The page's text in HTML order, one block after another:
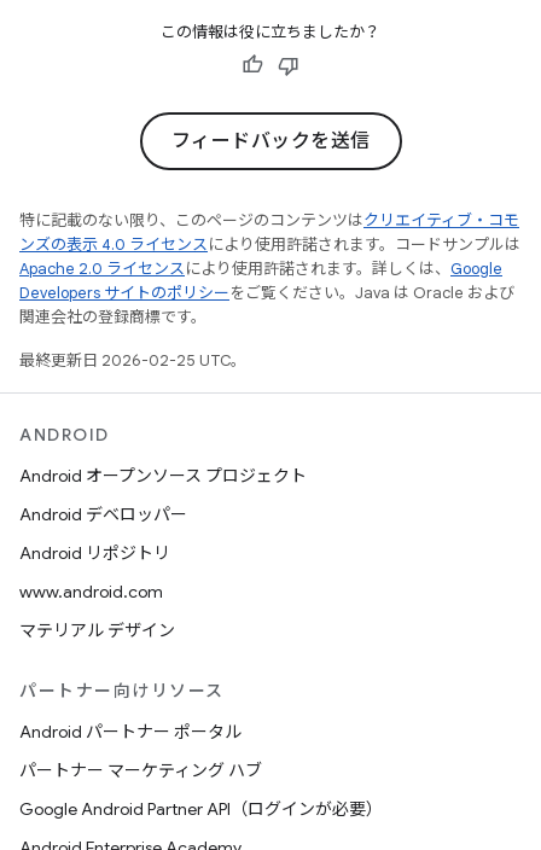
この情報は役に立ちましたか？
フィードバックを送信
特に記載のない限り、このページのコンテンツはクリエイティブ・コモ
ンズの表示 4.0 ライセンスにより使用許諾されます。コードサンプルは
Apache 2.0 ライセンスにより使用許諾されます。詳しくは、 Google
Developers サイトのポリシーをご覧ください。Java は Oracle および
関連会社の登録商標です。
最終更新日 2026-02-25 UTC。
ANDROID
Android オープンソース プロジェクト
Android デベロッパー
Android リポジトリ
www.android.com
マテリアル デザイン
パートナー向けリソース
Android パートナー ポータル
パートナー マーケティング ハブ
Google Android Partner API（ログインが必要）